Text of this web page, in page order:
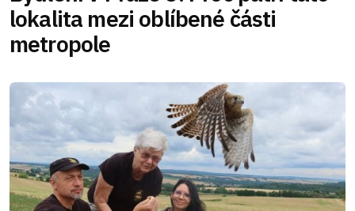
lokalita mezi oblíbené části
metropole